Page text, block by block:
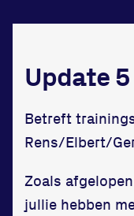
Zet een
Fitness
Update
Betreft
Rens/Elbert/
Zoals
jullie hebben